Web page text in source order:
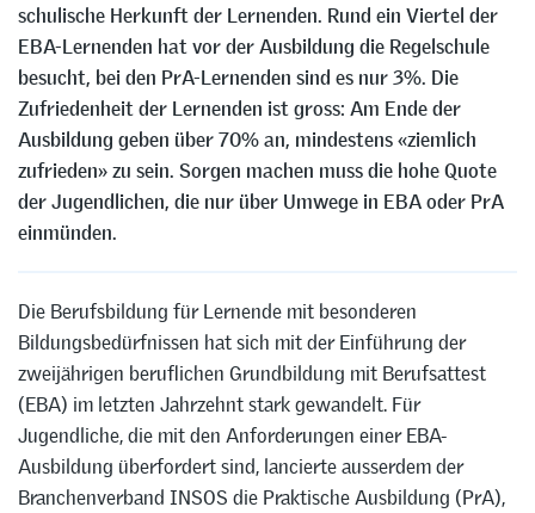
schulische Herkunft der Lernenden. Rund ein Viertel der
EBA-Lernenden hat vor der Ausbildung die Regelschule
besucht, bei den PrA-Lernenden sind es nur 3%. Die
Zufriedenheit der Lernenden ist gross: Am Ende der
Ausbildung geben über 70% an, mindestens «ziemlich
zufrieden» zu sein. Sorgen machen muss die hohe Quote
der Jugendlichen, die nur über Umwege in EBA oder PrA
einmünden.
Die Berufsbildung für Lernende mit besonderen
Bildungsbedürfnissen hat sich mit der Einführung der
zweijährigen beruflichen Grundbildung mit Berufsattest
(EBA) im letzten Jahrzehnt stark gewandelt. Für
Jugendliche, die mit den Anforderungen einer EBA-
Ausbildung überfordert sind, lancierte ausserdem der
Branchenverband INSOS die Praktische Ausbildung (PrA),